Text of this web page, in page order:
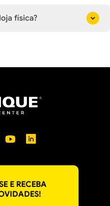
física?
E RECEBA